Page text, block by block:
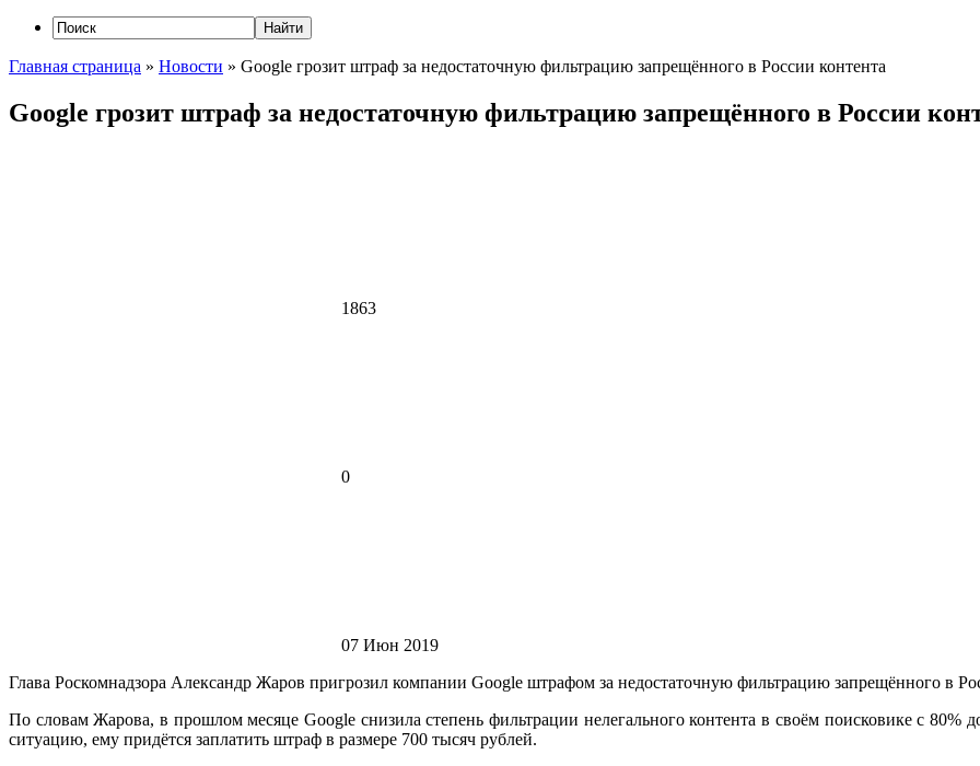
Главная страница » Новости » Google грозит штраф за недостаточную фильтрацию запрещённого в России контента
Google грозит штраф за недостаточную фильтрацию запрещённого в России
1863
0
07 Июн 2019
Глава Роскомнадзора Александр Жаров пригрозил компании Google штрафом за недостаточную фильтрацию запрещённого в
По словам Жарова, в прошлом месяце Google снизила степень фильтрации нелегального контента в своём поисковике с 80%
ситуацию, ему придётся заплатить штраф в размере 700 тысяч рублей.